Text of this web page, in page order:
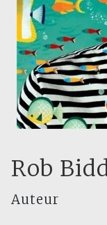
Rob
Auteur